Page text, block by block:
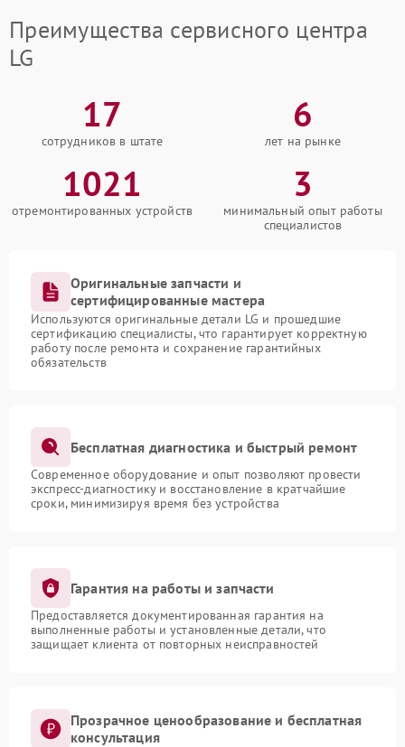
Преимущества сервисного центра
LG
17
сотрудников в штате
6
лет на рынке
1021
отремонтированных устройств
3
минимальный опыт работы
специалистов
Оригинальные запчасти и
сертифицированные мастера
Используются оригинальные детали LG и прошедшие
сертификацию специалисты, что гарантирует корректную
работу после ремонта и сохранение гарантийных
обязательств
Бесплатная диагностика и быстрый ремонт
Современное оборудование и опыт позволяют провести
экспресс-диагностику и восстановление в кратчайшие
сроки, минимизируя время без устройства
Гарантия на работы и запчасти
Предоставляется документированная гарантия на
выполненные работы и установленные детали, что
защищает клиента от повторных неисправностей
Прозрачное ценообразование и бесплатная
консультация